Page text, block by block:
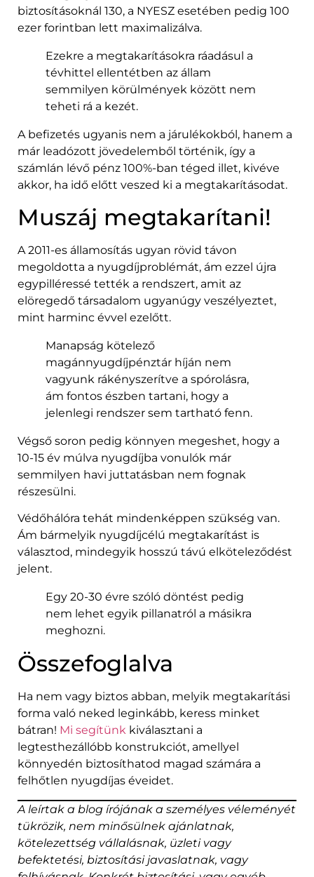
biztosításoknál 130, a NYESZ esetében pedig 100
ezer forintban lett maximalizálva.
Ezekre a megtakarításokra ráadásul a
tévhittel ellentétben az állam
semmilyen körülmények között nem
teheti rá a kezét.
A befizetés ugyanis nem a járulékokból, hanem a
már leadózott jövedelemből történik, így a
számlán lévő pénz 100%-ban téged illet, kivéve
akkor, ha idő előtt veszed ki a megtakarításodat.
Muszáj megtakarítani!
A 2011-es államosítás ugyan rövid távon
megoldotta a nyugdíjproblémát, ám ezzel újra
egypilléressé tették a rendszert, amit az
elöregedő társadalom ugyanúgy veszélyeztet,
mint harminc évvel ezelőtt.
Manapság kötelező
magánnyugdíjpénztár híján nem
vagyunk rákényszerítve a spórolásra,
ám fontos észben tartani, hogy a
jelenlegi rendszer sem tartható fenn.
Végső soron pedig könnyen megeshet, hogy a
10-15 év múlva nyugdíjba vonulók már
semmilyen havi juttatásban nem fognak
részesülni.
Védőhálóra tehát mindenképpen szükség van.
Ám bármelyik nyugdíjcélú megtakarítást is
választod, mindegyik hosszú távú elköteleződést
jelent.
Egy 20-30 évre szóló döntést pedig
nem lehet egyik pillanatról a másikra
meghozni.
Összefoglalva
Ha nem vagy biztos abban, melyik megtakarítási
forma való neked leginkább, keress minket
bátran! Mi segítünk kiválasztani a
legtesthezállóbb konstrukciót, amellyel
könnyedén biztosíthatod magad számára a
felhőtlen nyugdíjas éveidet.
A leírtak a blog írójának a személyes véleményét
tükrözik, nem minősülnek ajánlatnak,
kötelezettség vállalásnak, üzleti vagy
befektetési, biztosítási javaslatnak, vagy